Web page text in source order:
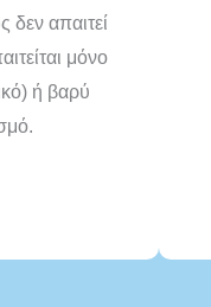
δεν απαιτεί
μόνο
ή βαρύ